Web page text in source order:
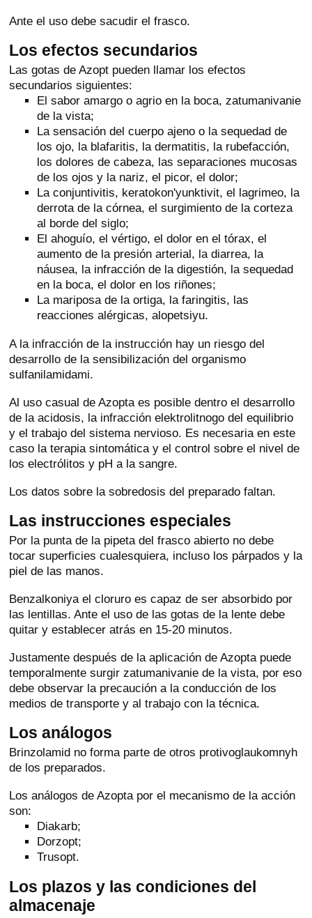
Ante el uso debe sacudir el frasco.
Los efectos secundarios
Las gotas de Azopt pueden llamar los efectos
secundarios siguientes:
El sabor amargo o agrio en la boca, zatumanivanie
de la vista;
La sensación del cuerpo ajeno o la sequedad de
los ojo, la blafaritis, la dermatitis, la rubefacción,
los dolores de cabeza, las separaciones mucosas
de los ojos y la nariz, el picor, el dolor;
La conjuntivitis, keratokon'yunktivit, el lagrimeo, la
derrota de la córnea, el surgimiento de la corteza
al borde del siglo;
El ahoguío, el vértigo, el dolor en el tórax, el
aumento de la presión arterial, la diarrea, la
náusea, la infracción de la digestión, la sequedad
en la boca, el dolor en los riñones;
La mariposa de la ortiga, la faringitis, las
reacciones alérgicas, alopetsiyu.
A la infracción de la instrucción hay un riesgo del
desarrollo de la sensibilización del organismo
sulfanilamidami.
Al uso casual de Azopta es posible dentro el desarrollo
de la acidosis, la infracción elektrolitnogo del equilibrio
y el trabajo del sistema nervioso. Es necesaria en este
caso la terapia sintomática y el control sobre el nivel de
los electrólitos y pH a la sangre.
Los datos sobre la sobredosis del preparado faltan.
Las instrucciones especiales
Por la punta de la pipeta del frasco abierto no debe
tocar superficies cualesquiera, incluso los párpados y la
piel de las manos.
Benzalkoniya el cloruro es capaz de ser absorbido por
las lentillas. Ante el uso de las gotas de la lente debe
quitar y establecer atrás en 15-20 minutos.
Justamente después de la aplicación de Azopta puede
temporalmente surgir zatumanivanie de la vista, por eso
debe observar la precaución a la conducción de los
medios de transporte y al trabajo con la técnica.
Los análogos
Brinzolamid no forma parte de otros protivoglaukomnyh
de los preparados.
Los análogos de Azopta por el mecanismo de la acción
son:
Diakarb;
Dorzopt;
Trusopt.
Los plazos y las condiciones del
almacenaje